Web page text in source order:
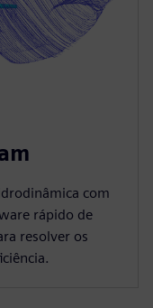
com
rápido de
resolver os